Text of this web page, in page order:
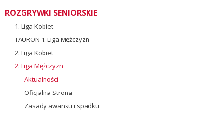
ROZGRYWKI SENIORSKIE
1. Liga Kobiet
TAURON 1. Liga Mężczyzn
2. Liga Kobiet
2. Liga Mężczyzn
Aktualności
Oficjalna Strona
Zasady awansu i spadku